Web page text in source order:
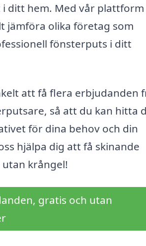
i ditt hem. Med vår plattform
jämföra olika företag som
fönsterputs i ditt
att få flera erbjudanden
så att du kan hitta
för dina behov och din
hjälpa dig att få skinande
krångel!
gratis och utan